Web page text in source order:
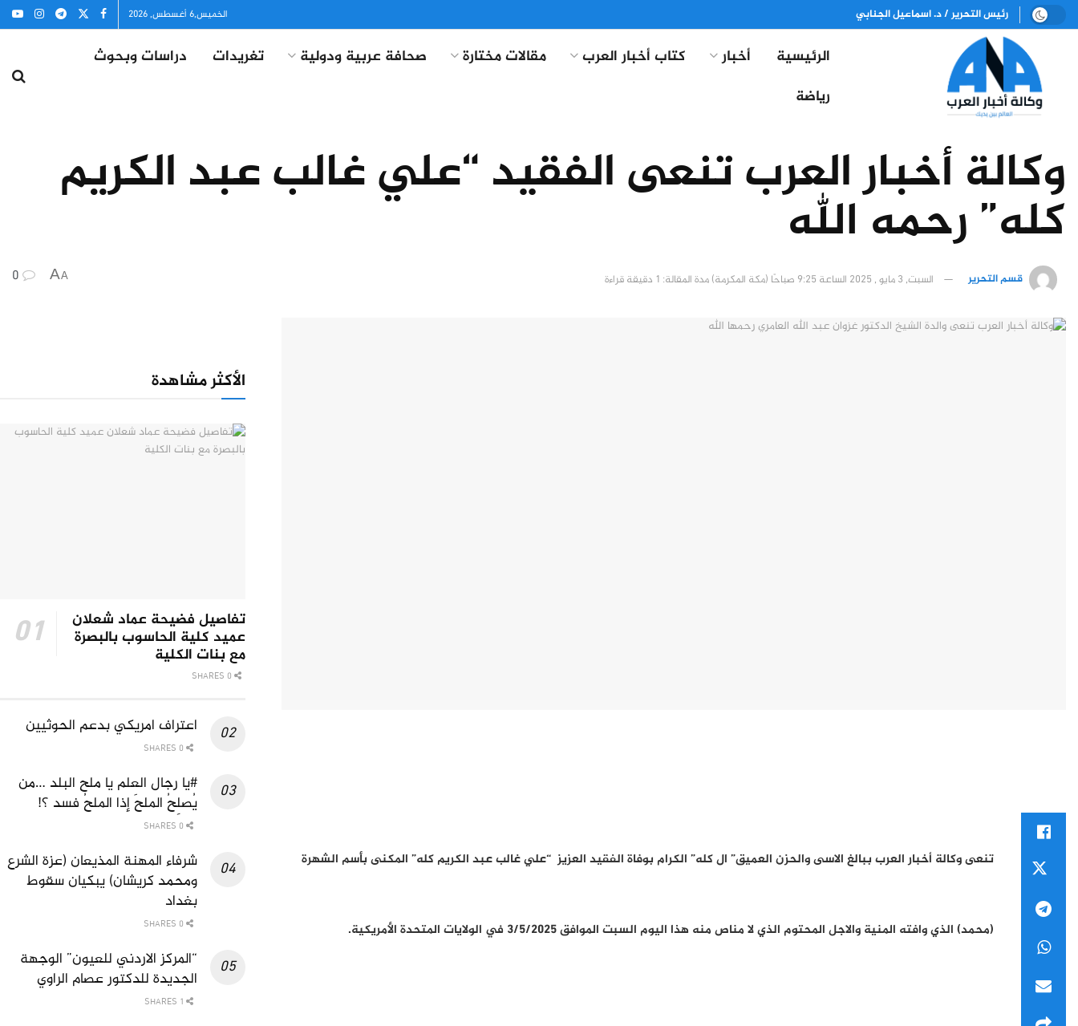
رئيس التحرير / د. اسماعيل الجنابي الخميس,6 أغسطس, 2026
الرئيسية أخبار كتاب أخبار العرب مقالات مختارة صحافة عربية ودولية تغريدات
دراسات وبحوث
رياضة
وكالة أخبار العرب تنعى الفقيد “علي غالب عبد الكريم
كله” رحمه الله
قسم التحرير السبت, 3 مايو , 2025 الساعة 9:25 صباحًا (مكة المكرمة) مدة المقالة: 1 دقيقة قراءة A
A
تنعى وكالة أخبار العرب ببالغ الاسى والحزن العميق” ال كله” الكرام بوفاة الفقيد العزيز “علي غالب عبد الكريم كله” المكنى بأسم الشهرة
(محمد) الذي وافته المنية والاجل المحتوم الذي لا مناص منه هذا اليوم السبت الموافق 3/5/2025 في الولايات المتحدة الأمريكية.
الأكثر مشاهدة
تفاصيل فضيحة عماد شعلان
عميد كلية الحاسوب بالبصرة
مع بنات الكلية
اعتراف امريكي بدعم الحوثيين
#يا رجال العلم يا ملح البلد …من
يُصلِحُ الملحَ إذا الملحُ فسد ؟!
شرفاء المهنة المذيعان (عزة الشرع
ومحمد كريشان) يبكيان سقوط
بغداد
“المركز الاردني للعيون” الوجهة
الجديدة للدكتور عصام الراوي